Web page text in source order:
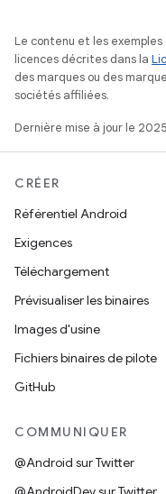
Le contenu et les
licences décrites dans la
des marques ou des
sociétés affiliées.
Dernière mise à jour le
CRÉER
Référentiel Android
Exigences
Téléchargement
Prévisualiser les binaires
Images d'usine
Fichiers binaires de pilote
GitHub
COMMUNIQUER
@Android sur Twitter